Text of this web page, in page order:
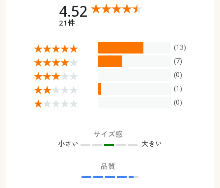
4.52
21件
(13)
(7)
(0)
(1)
(0)
サイズ感
小さい 大きい
品質